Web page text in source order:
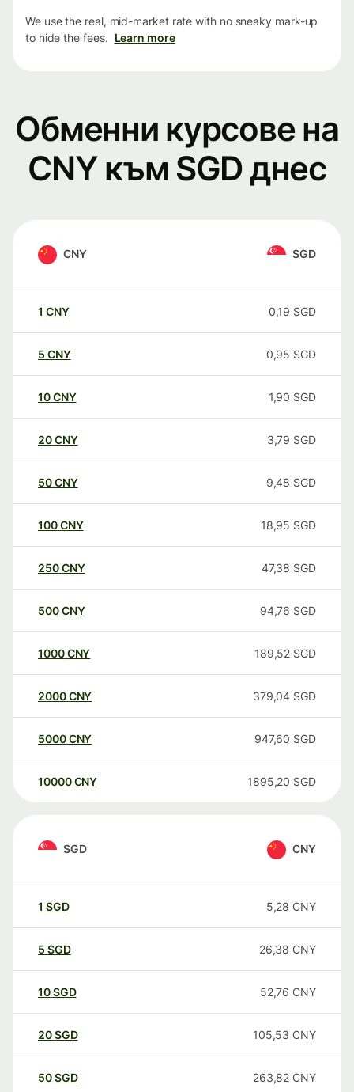
We use the real, mid-market rate with no sneaky mark-up
to hide the fees. Learn more
Обменни курсове на
CNY към SGD днес
CNY SGD
1 CNY 0,19 SGD
5 CNY 0,95 SGD
10CNY 1,90 SGD
20CNY 3,79 SGD
50CNY 9,48 SGD
100CNY 18,95 SGD
250CNY 47,38 SGD
500CNY 94,76 SGD
1000CNY 189,52 SGD
2000CNY 379,04 SGD
5000CNY 947,60 SGD
10000 CNY 1895,20 SGD
SGD CNY
1 SGD 5,28 CNY
5 SGD 26,38 CNY
10SGD 52,76 CNY
20SGD 105,53 CNY
50SGD 263,82 CNY